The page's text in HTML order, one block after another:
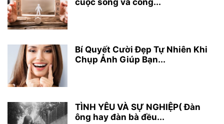
Bí Quyết Cười Đẹp Tự Nhiên Khi
Chụp Ảnh Giúp Bạn...
TÌNH YÊU VÀ SỰ NGHIỆP( Đàn
ông hay đàn bà đều...